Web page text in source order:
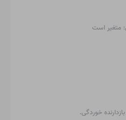
متغیر است